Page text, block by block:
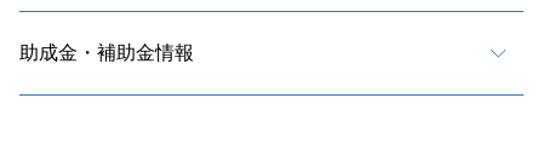
助成金・補助金情報